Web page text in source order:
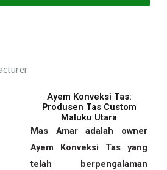
Ayem Konveksi Tas:
Produsen Tas Custom
Maluku Utara
Mas Amar adalah owner
Ayem Konveksi Tas yang
telah berpengalaman